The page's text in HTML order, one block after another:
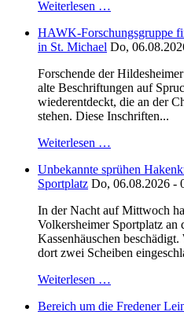
Weiterlesen …
HAWK-Forschungsgruppe
in St. Michael Do,
Forschende der
alte Beschriftungen auf
wiederentdeckt, die an der
stehen. Diese Inschriften...
Weiterlesen …
Unbekannte sprühen
Sportplatz Do, 06.08.2026 -
In der Nacht auf Mittwoch
Volkersheimer Sportplatz an
Kassenhäuschen
dort zwei Scheiben
Weiterlesen …
Bereich um die Fredener